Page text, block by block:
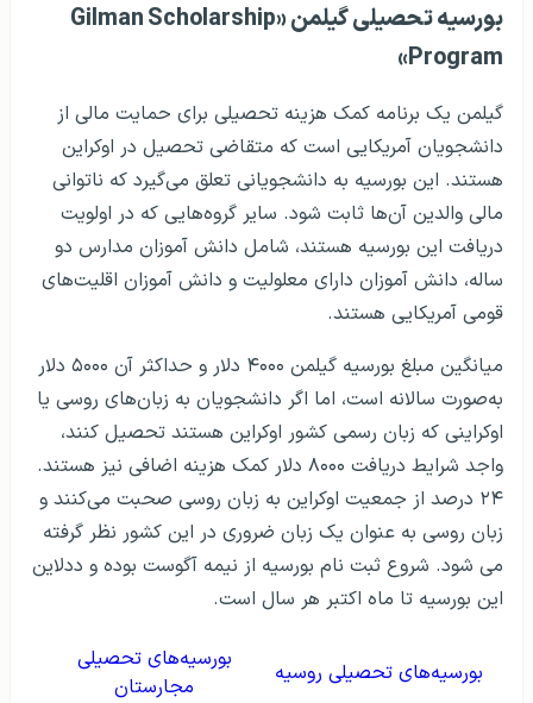
بورسیه تحصیلی گیلمن «Gilman Scholarship
Program»
گیلمن یک برنامه کمک هزینه تحصیلی برای حمایت مالی از
دانشجویان آمریکایی است که متقاضی تحصیل در اوکراین
هستند. این بورسیه به دانشجویانی تعلق می‌گیرد که ناتوانی
مالی والدین آن‌ها ثابت شود. سایر گروه‌هایی که در اولویت
دریافت این بورسیه هستند، شامل دانش آموزان مدارس دو
ساله، دانش آموزان دارای معلولیت و دانش آموزان اقلیت‌های
قومی آمریکایی هستند.
میانگین مبلغ بورسیه گیلمن ۴۰۰۰ دلار و حداکثر آن ۵۰۰۰ دلار
به‌صورت سالانه است، اما اگر دانشجویان به زبان‌های روسی یا
اوکراینی که زبان رسمی کشور اوکراین هستند تحصیل کنند،
واجد شرایط دریافت ۸۰۰۰ دلار کمک هزینه اضافی نیز هستند.
۲۴ درصد از جمعیت اوکراین به زبان روسی صحبت می‌کنند و
زبان روسی به عنوان یک زبان ضروری در این کشور نظر گرفته
می شود. شروع ثبت نام بورسیه از نیمه آگوست بوده و ددلاین
این بورسیه تا ماه اکتبر هر سال است.
بورسیه‌های تحصیلی روسیه
بورسیه‌های تحصیلی
مجارستان